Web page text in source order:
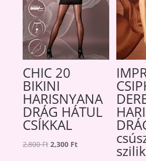
CHIC 20
BIKINI
HARISNYANA
DRÁG HÁTUL
CSÍKKAL
2,800Ft Original
2,300 FtCurrent